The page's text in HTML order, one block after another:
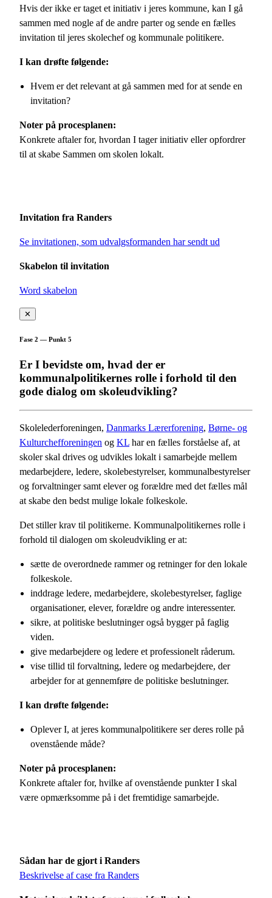
Hvis der ikke er taget et initiativ i jeres kommune, kan I gå
sammen med nogle af de andre parter og sende en fælles
invitation til jeres skolechef og kommunale politikere.
I kan drøfte følgende:
Hvem er det relevant at gå sammen med for at sende en
invitation?
Noter på procesplanen:
Konkrete aftaler for, hvordan I tager initiativ eller opfordrer
til at skabe Sammen om skolen lokalt.
Invitation fra Randers
Se invitationen, som udvalgsformanden har sendt ud
Skabelon til invitation
Word skabelon
✕
Fase 2 — Punkt 5
Er I bevidste om, hvad der er
kommunalpolitikernes rolle i forhold til den
gode dialog om skoleudvikling?
Skolelederforeningen, Danmarks Lærerforening, Børne- og
Kulturchefforeningen og KL har en fælles forståelse af, at
skoler skal drives og udvikles lokalt i samarbejde mellem
medarbejdere, ledere, skolebestyrelser, kommunalbestyrelser
og forvaltninger samt elever og forældre med det fælles mål
at skabe den bedst mulige lokale folkeskole.
Det stiller krav til politikerne. Kommunalpolitikernes rolle i
forhold til dialogen om skoleudvikling er at:
sætte de overordnede rammer og retninger for den lokale
folkeskole.
inddrage ledere, medarbejdere, skolebestyrelser, faglige
organisationer, elever, forældre og andre interessenter.
sikre, at politiske beslutninger også bygger på faglig
viden.
give medarbejdere og ledere et professionelt råderum.
vise tillid til forvaltning, ledere og medarbejdere, der
arbejder for at gennemføre de politiske beslutninger.
I kan drøfte følgende:
Oplever I, at jeres kommunalpolitikere ser deres rolle på
ovenstående måde?
Noter på procesplanen:
Konkrete aftaler for, hvilke af ovenstående punkter I skal
være opmærksomme på i det fremtidige samarbejde.
Sådan har de gjort i Randers
Beskrivelse af case fra Randers